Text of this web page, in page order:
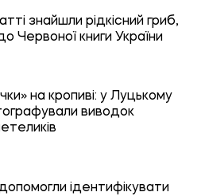
знайшли рідкісний гриб,
Червоної книги України
на кропиві: у Луцькому
виводок
ідентифікувати